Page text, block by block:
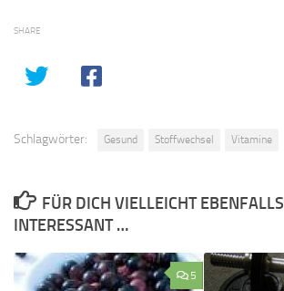
SHARE
Schlagwörter: Gesund Stoffwechsel Vitamine
FÜR DICH VIELLEICHT EBENFALLS
INTERESSANT …
5